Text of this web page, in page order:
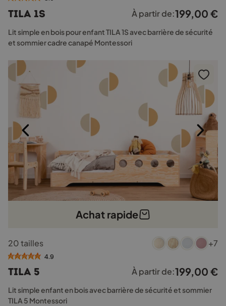
variations.
Les
options
être
choisies
sur
page
produit
TILA 1S À partir de:199,00 €
Lit simple en bois pour enfant TILA 1S avec barrière de sécurité
et sommier cadre canapé Montessori
Achat rapide
produit
a
variations.
Les
options
20 tailles +7
4.9
TILA 5 À partir de:199,00 €
Lit simple enfant en bois avec barrière de sécurité et sommier
TILA 5 Montessori